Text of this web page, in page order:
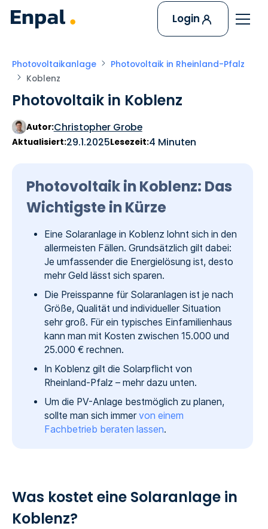
Login
Photovoltaikanlage
Photovoltaik in Rheinland-Pfalz
Koblenz
Photovoltaik in Koblenz
Autor:Christopher Grobe
Aktualisiert:29.1.2025Lesezeit:4 Minuten
Photovoltaik in Koblenz: Das
Wichtigste in Kürze
Eine Solaranlage in Koblenz lohnt sich in den
allermeisten Fällen. Grundsätzlich gilt dabei:
Je umfassender die Energielösung ist, desto
mehr Geld lässt sich sparen.
Die Preisspanne für Solaranlagen ist je nach
Größe, Qualität und individueller Situation
sehr groß. Für ein typisches Einfamilienhaus
kann man mit Kosten zwischen 15.000 und
25.000 € rechnen.
In Koblenz gilt die Solarpflicht von
Rheinland-Pfalz – mehr dazu unten.
Um die PV-Anlage bestmöglich zu planen,
sollte man sich immer von einem
Fachbetrieb beraten lassen.
Was kostet eine Solaranlage in
Koblenz?